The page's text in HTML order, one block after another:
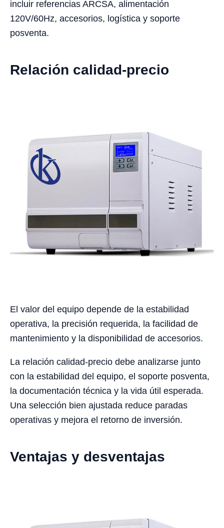
incluir referencias ARCSA, alimentación
120V/60Hz, accesorios, logística y soporte
posventa.
Relación calidad-precio
El valor del equipo depende de la estabilidad
operativa, la precisión requerida, la facilidad de
mantenimiento y la disponibilidad de accesorios.
La relación calidad-precio debe analizarse junto
con la estabilidad del equipo, el soporte posventa,
la documentación técnica y la vida útil esperada.
Una selección bien ajustada reduce paradas
operativas y mejora el retorno de inversión.
Ventajas y desventajas